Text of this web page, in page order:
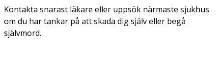
Kontakta snarast läkare eller uppsök närmaste sjukhus
om du har tankar på att skada dig själv eller begå
självmord.